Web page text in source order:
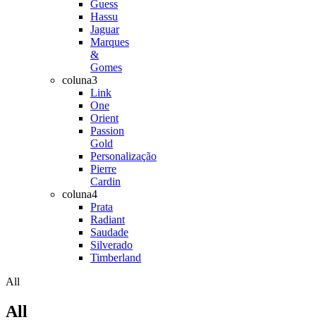
Guess
Hassu
Jaguar
Marques
&
Gomes
coluna3
Link
One
Orient
Passion
Gold
Personalização
Pierre
Cardin
coluna4
Prata
Radiant
Saudade
Silverado
Timberland
All
All